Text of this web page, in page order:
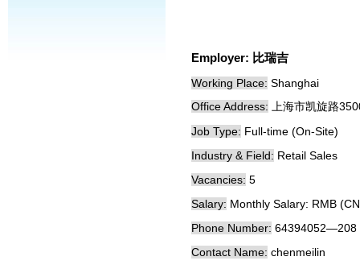
Employer: 比瑞吉
Working Place: Shanghai
Office Address:
上海市凯旋路
Job Type: Full-time (On-Site)
Industry & Field: Retail Sales
Vacancies: 5
Salary: Monthly Salary: RMB
Phone Number: 64394052—208
Contact Name: chenmeilin